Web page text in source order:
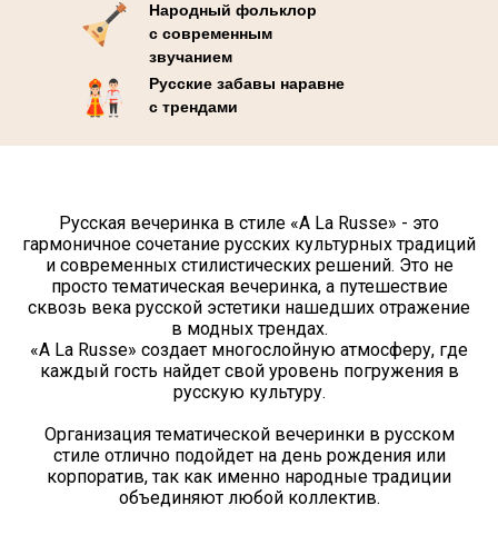
Народный фольклор
с современным
звучанием
Русские забавы наравне
с трендами
Русская вечеринка в стиле «A La Russe» - это
гармоничное сочетание русских культурных традиций
и современных стилистических решений. Это не
просто тематическая вечеринка, а путешествие
сквозь века русской эстетики нашедших отражение
в модных трендах.
«A La Russe» создает многослойную атмосферу, где
каждый гость найдет свой уровень погружения в
русскую культуру.
Организация тематической вечеринки в русском
стиле отлично подойдет на день рождения или
корпоратив, так как именно народные традиции
объединяют любой коллектив.